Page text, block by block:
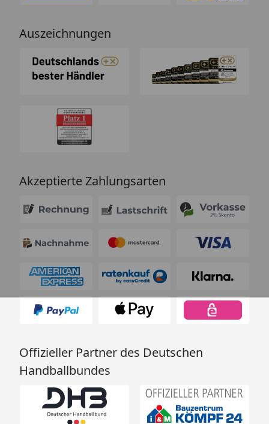
Auszeichnungen
Akzeptierte Zahlungsarten
Offizieller Partner des Deutschen
Handballbundes